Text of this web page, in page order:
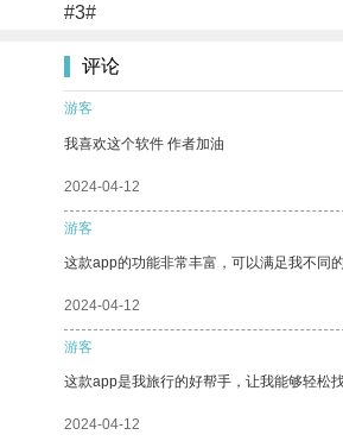
#3#
评论
游客
我喜欢这个软件 作者加油
2024-04-12
游客
这款app的功能非常丰富，可以满足我不同的
2024-04-12
游客
这款app是我旅行的好帮手，让我能够轻松
2024-04-12